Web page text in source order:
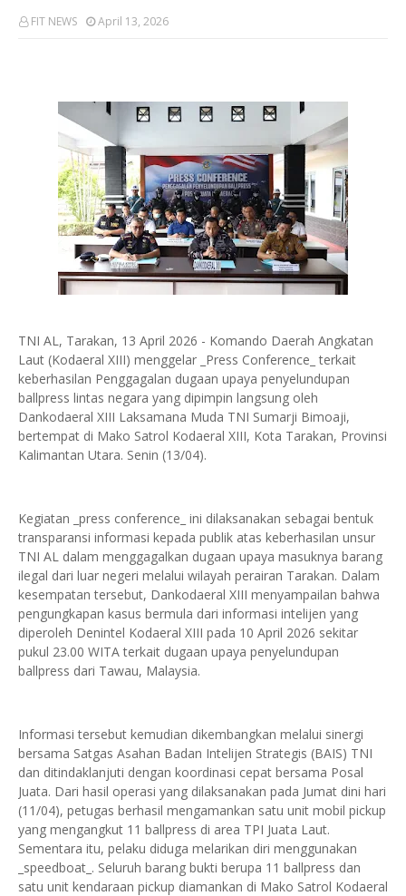
FIT NEWS April 13, 2026
TNI AL, Tarakan, 13 April 2026 - Komando Daerah Angkatan
Laut (Kodaeral XIII) menggelar _Press Conference_ terkait
keberhasilan Penggagalan dugaan upaya penyelundupan
ballpress lintas negara yang dipimpin langsung oleh
Dankodaeral XIII Laksamana Muda TNI Sumarji Bimoaji,
bertempat di Mako Satrol Kodaeral XIII, Kota Tarakan, Provinsi
Kalimantan Utara. Senin (13/04).
Kegiatan _press conference_ ini dilaksanakan sebagai bentuk
transparansi informasi kepada publik atas keberhasilan unsur
TNI AL dalam menggagalkan dugaan upaya masuknya barang
ilegal dari luar negeri melalui wilayah perairan Tarakan. Dalam
kesempatan tersebut, Dankodaeral XIII menyampailan bahwa
pengungkapan kasus bermula dari informasi intelijen yang
diperoleh Denintel Kodaeral XIII pada 10 April 2026 sekitar
pukul 23.00 WITA terkait dugaan upaya penyelundupan
ballpress dari Tawau, Malaysia.
Informasi tersebut kemudian dikembangkan melalui sinergi
bersama Satgas Asahan Badan Intelijen Strategis (BAIS) TNI
dan ditindaklanjuti dengan koordinasi cepat bersama Posal
Juata. Dari hasil operasi yang dilaksanakan pada Jumat dini hari
(11/04), petugas berhasil mengamankan satu unit mobil pickup
yang mengangkut 11 ballpress di area TPI Juata Laut.
Sementara itu, pelaku diduga melarikan diri menggunakan
_speedboat_. Seluruh barang bukti berupa 11 ballpress dan
satu unit kendaraan pickup diamankan di Mako Satrol Kodaeral